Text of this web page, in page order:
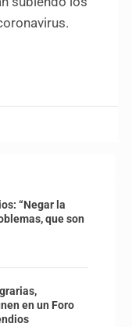
“Negar la
que son
en un Foro